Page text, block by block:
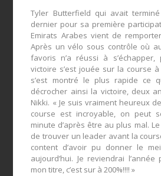
Tyler Butterfield qui avait
dernier pour sa première
Emirats Arabes vient de
Après un vélo sous contrôle où
favoris n’a réussi à
victoire s’est jouée sur la course
s’est montré le plus rapide ce
décrocher ainsi la victoire, deux
Nikki. « Je suis vraiment heureux
course est incroyable, on peut
minute d’après être au plus mal.
de trouver un leader avant la
content d’avoir pu donner le
aujourd’hui. Je reviendrai
mon titre, c’est sur à 200%!!!! »